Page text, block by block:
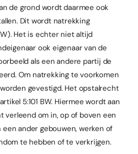
de grond wordt daarmee ook
Dit wordt natrekking
Het is echter niet altijd
ook eigenaar van de
als een andere partij de
Om natrekking te voorkomen
gevestigd. Het opstalrecht
5:101 BW. Hiermee wordt aan
verleend om in, op of boven een
ander gebouwen, werken of
te hebben of te verkrijgen.